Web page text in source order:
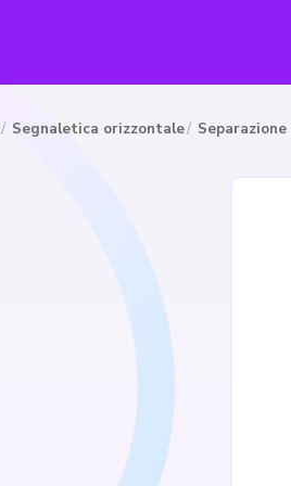
Segnaletica orizzontale